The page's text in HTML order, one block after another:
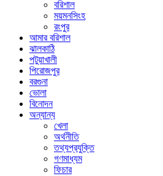
বরিশাল
ময়মনসিংহ
রংপুর
আমার বরিশাল
ঝালকাঠি
পটুয়াখালী
পিরোজপুর
বরগুনা
ভোলা
বিনোদন
অন্যান্য
খেলা
অর্থনীতি
তথ্যপ্রযুক্তি
গণমাধ্যম
ফিচার